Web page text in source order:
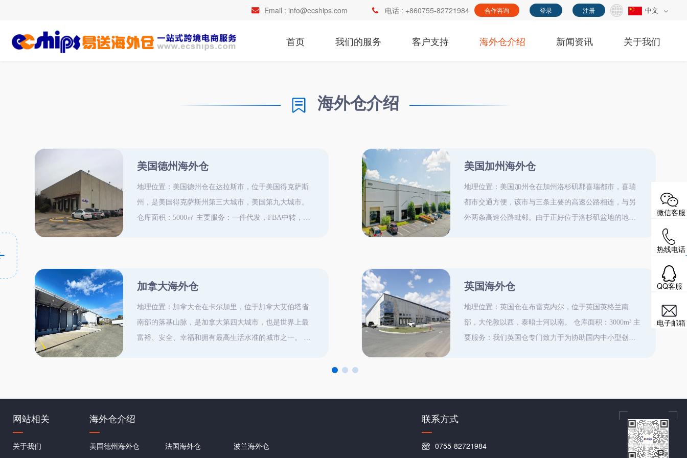
中文
注册
登录
合作咨询
Email : info@ecships.com 电话 : +860755-82721984
首页 我们的服务 客户支持 海外仓介绍 新闻资讯 关于我们
海外仓介绍
美国德州海外仓
地理位置：美国德州仓在达拉斯市，位于美国得克萨斯
州，是美国得克萨斯州第三大城市，美国第九大城市。
仓库面积：5000㎡ 主要服务：一件代发，FBA中转，退
美国加州海外仓
地理位置：美国加州仓在加州洛杉矶郡喜瑞都市，喜瑞
都市交通方便，该市与三条主要的高速公路相连，与另
外两条高速公路毗邻。由于正好位于洛杉矶盆地的地理
加拿大海外仓
地理位置：加拿大仓在卡尔加里，位于加拿大艾伯塔省
南部的落基山脉，是加拿大第四大城市，也是世界上最
富裕、安全、幸福和拥有最高生活水准的城市之一。 仓
行业领先的准确率、流程简单沟通灵活的服务为傲。 物
英国海外仓
地理位置：英国仓在布雷克内尔，位于英国英格兰南
部，大伦敦以西，泰晤士河以南。 仓库面积：3000m³ 主
要服务：我们英国仓专门致力于为协助国内中小型创新
网站相关
关于我们
海外仓介绍
美国德州海外仓
法国海外仓
波兰海外仓
联系方式
0755-82721984
微信客服
热线电话
QQ客服
电子邮箱